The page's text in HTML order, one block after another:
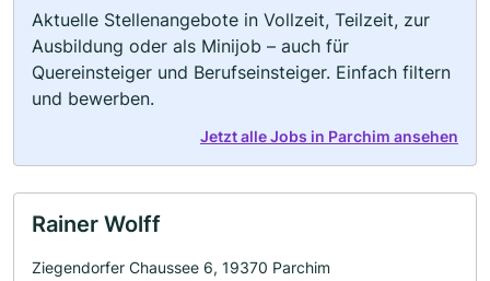
Aktuelle Stellenangebote in Vollzeit, Teilzeit, zur
Ausbildung oder als Minijob – auch für
Quereinsteiger und Berufseinsteiger. Einfach filtern
und bewerben.
Jetzt alle Jobs in Parchim ansehen
Rainer Wolff
Ziegendorfer Chaussee 6, 19370 Parchim